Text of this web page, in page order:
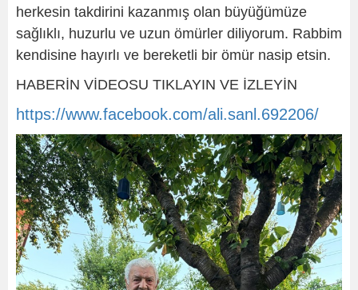
herkesin takdirini kazanmış olan büyüğümüze
sağlıklı, huzurlu ve uzun ömürler diliyorum. Rabbim
kendisine hayırlı ve bereketli bir ömür nasip etsin.
HABERİN VİDEOSU TIKLAYIN VE İZLEYİN
https://www.facebook.com/ali.sanl.692206/